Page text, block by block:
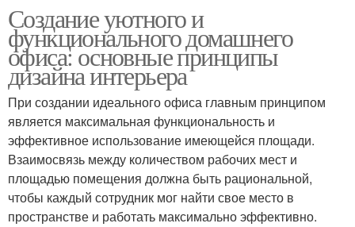
Создание уютного и
функционального домашнего
офиса: основные принципы
дизайна интерьера
При создании идеального офиса главным принципом
является максимальная функциональность и
эффективное использование имеющейся площади.
Взаимосвязь между количеством рабочих мест и
площадью помещения должна быть рациональной,
чтобы каждый сотрудник мог найти свое место в
пространстве и работать максимально эффективно.